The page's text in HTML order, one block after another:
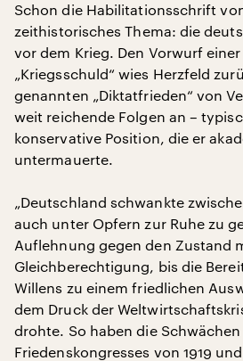
Schon die Habilitationsschrift
zeithistorisches Thema: die
vor dem Krieg. Den Vorwurf
„Kriegsschuld“ wies Herzfeld
genannten „Diktatfrieden“ von
weit reichende Folgen an –
konservative Position, die er
untermauerte.
„Deutschland schwankte
auch unter Opfern zur Ruhe zu
Auflehnung gegen den Zustand
Gleichberechtigung, bis die
Willens zu einem friedlichen
dem Druck der
drohte. So haben die Schwächen
Friedenskongresses von 1919